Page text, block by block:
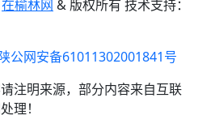
在榆林网 & 版权所有 技术支持：
公网安备61011302001841号
注明来源，部分内容来自互联
理！